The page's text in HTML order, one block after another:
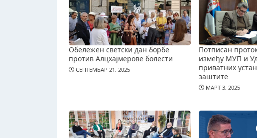
Обележен светски дан борбе
против Алцхајмерове болести
СЕПТЕМБАР 21, 2025
Потписан
између МУП и
приватних
заштите
МАРТ 3, 2025